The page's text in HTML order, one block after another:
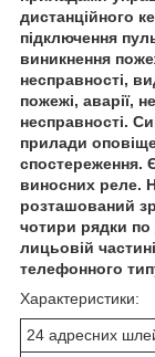
дистанційного
підключення
виникнення
несправності,
пожежі, аварії,
несправності.
прилади
спостереження.
виносних реле.
розташований
чотири рядки по
лицьовій
телефонного
Характеристики:
24 адресних